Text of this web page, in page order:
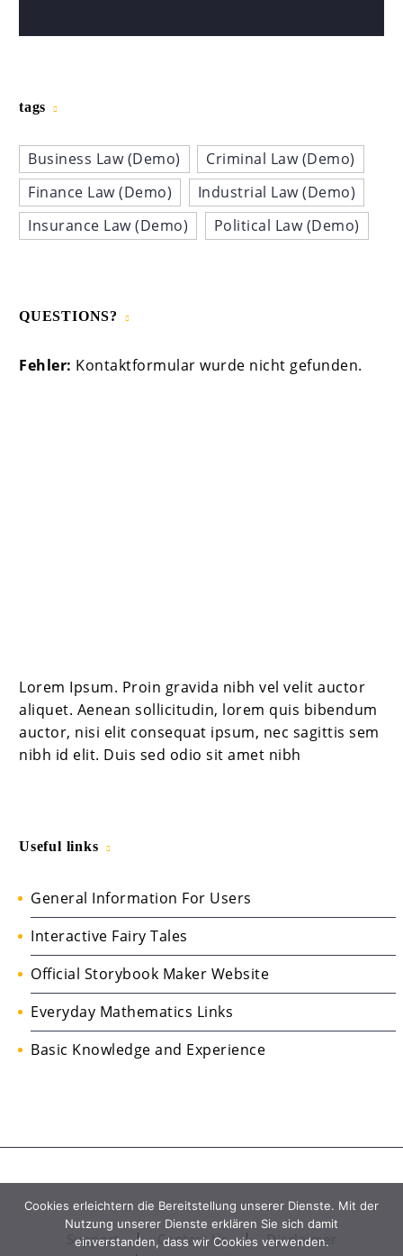
tags
Business Law (Demo)
Criminal Law (Demo)
Finance Law (Demo)
Industrial Law (Demo)
Insurance Law (Demo)
Political Law (Demo)
QUESTIONS?
Fehler: Kontaktformular wurde nicht gefunden.
Lorem Ipsum. Proin gravida nibh vel velit auctor
aliquet. Aenean sollicitudin, lorem quis bibendum
auctor, nisi elit consequat ipsum, nec sagittis sem
nibh id elit. Duis sed odio sit amet nibh
Useful links
General Information For Users
Interactive Fairy Tales
Official Storybook Maker Website
Everyday Mathematics Links
Basic Knowledge and Experience
Support Contact Us
Disclaimer
Cookies erleichtern die Bereitstellung unserer Dienste. Mit der
Nutzung unserer Dienste erklären Sie sich damit
einverstanden, dass wir Cookies verwenden.